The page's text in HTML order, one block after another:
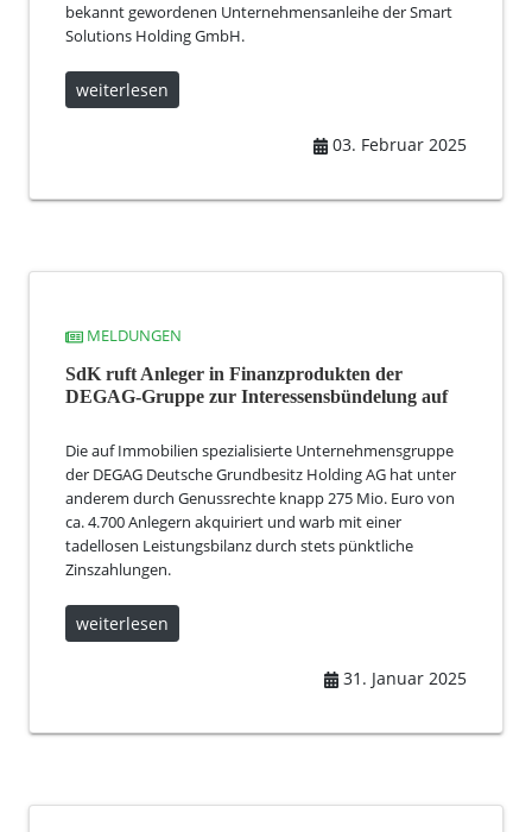
bekannt gewordenen Unternehmensanleihe der Smart
Solutions Holding GmbH.
weiterlesen
03. Februar 2025
MELDUNGEN
SdK ruft Anleger in Finanzprodukten der
DEGAG-Gruppe zur Interessensbündelung auf
Die auf Immobilien spezialisierte Unternehmensgruppe
der DEGAG Deutsche Grundbesitz Holding AG hat unter
anderem durch Genussrechte knapp 275 Mio. Euro von
ca. 4.700 Anlegern akquiriert und warb mit einer
tadellosen Leistungsbilanz durch stets pünktliche
Zinszahlungen.
weiterlesen
31. Januar 2025